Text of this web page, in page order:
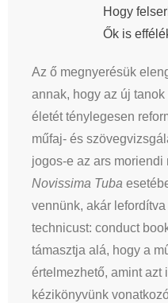
Hogy
Ők is
Az ő megnyerésük
annak, hogy az új tanok
életét ténylegesen
műfaj- és
jogos-e az ars moriendi
Novissima Tuba
vennünk, akár
technicust: conduct
támasztja alá, hogy a
értelmezhető, amint azt
kézikönyvünk